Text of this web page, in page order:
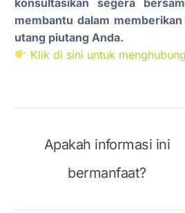
membantu dalam
utang piutang Anda.
Klik di sini untuk
Apakah informasi ini
bermanfaat?